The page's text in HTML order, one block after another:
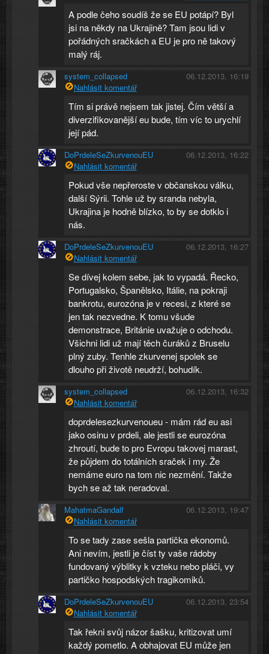
A podle čeho soudíš že se EU potápí? Byl
jsi na někdy na Ukrajině? Tam jsou lidi v
pořádných sračkách a EU je pro ně takový
malý ráj.
system_collapsed
06.12.2013, 16:19
Nahlásit komentář
Tím si právě nejsem tak jistej. Čím větší a
diverzifikovanější eu bude, tím víc to urychlí
její pád.
DoPrdeleSeZkurvenouEU
06.12.2013, 16:22
Nahlásit komentář
Pokud vše nepřeroste v občanskou válku,
další Sýrii. Tohle už by sranda nebyla,
Ukrajina je hodně blízko, to by se dotklo i
nás.
DoPrdeleSeZkurvenouEU
06.12.2013, 16:27
Nahlásit komentář
Se dívej kolem sebe, jak to vypadá. Řecko,
Portugalsko, Španělsko, Itálie, na pokraji
bankrotu, eurozóna je v recesi, z které se
jen tak nezvedne. K tomu všude
demonstrace, Británie uvažuje o odchodu.
Všichni lidi už mají těch čuráků z Bruselu
plný zuby. Tenhle zkurvenej spolek se
dlouho při životě neudrží, bohudík.
system_collapsed
06.12.2013, 16:32
Nahlásit komentář
doprdelesezkurvenoueu - mám rád eu asi
jako osinu v prdeli, ale jestli se eurozóna
zhroutí, bude to pro Evropu takovej marast,
že půjdem do totálních sraček i my. Že
nemáme euro na tom nic nezmění. Takže
bych se až tak neradoval.
MahatmaGandalf
06.12.2013, 19:47
Nahlásit komentář
To se tady zase sešla partička ekonomů.
Ani nevím, jestli je číst ty vaše rádoby
fundovaný výblitky k vzteku nebo pláči, vy
partičko hospodských tragikomiků.
DoPrdeleSeZkurvenouEU
06.12.2013, 23:54
Nahlásit komentář
Tak řekni svůj názor šašku, kritizovat umí
každý pometlo. A obhajovat EU může jen